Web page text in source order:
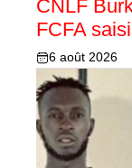
CNLF
FCFA
6 août 2026